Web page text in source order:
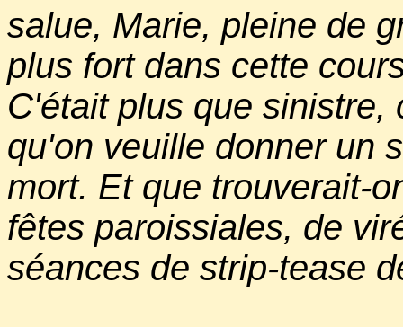
salue, Marie, pleine de
plus fort dans cette
C'était plus que sinistre,
qu'on veuille donner un
mort. Et que trouverait-
fêtes paroissiales, de
séances de strip-tease